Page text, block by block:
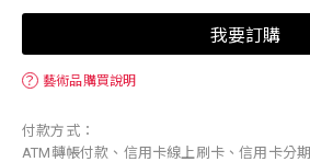
我要訂購
？ 藝術品購買說明
付款方式：
ATM轉帳付款、信用卡線上刷卡、信用卡分期